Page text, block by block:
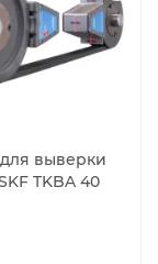
выверки
TKBA 40